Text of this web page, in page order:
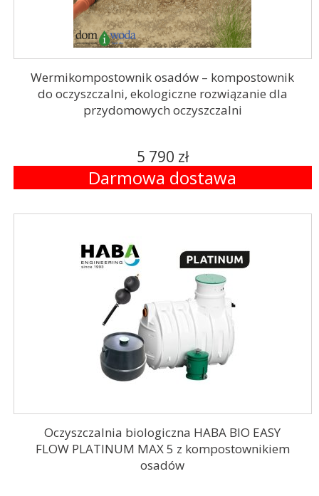
Wermikompostownik osadów – kompostownik
do oczyszczalni, ekologiczne rozwiązanie dla
przydomowych oczyszczalni
5 790 zł
Darmowa dostawa
Oczyszczalnia biologiczna HABA BIO EASY
FLOW PLATINUM MAX 5 z kompostownikiem
osadów